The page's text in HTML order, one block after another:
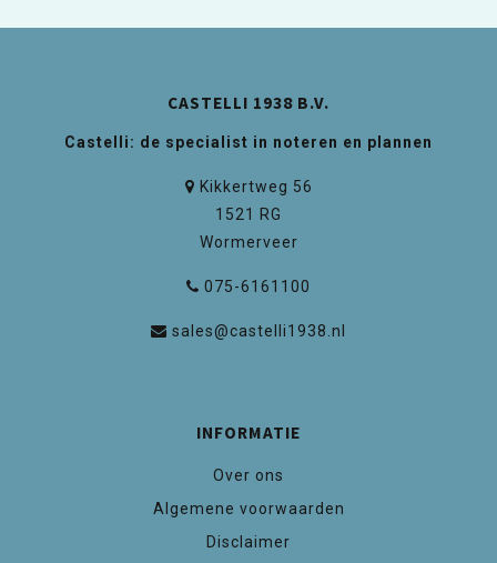
CASTELLI 1938 B.V.
Castelli: de specialist in noteren en plannen
Kikkertweg 56
1521 RG
Wormerveer
075-6161100
sales@castelli1938.nl
INFORMATIE
Over ons
Algemene voorwaarden
Disclaimer